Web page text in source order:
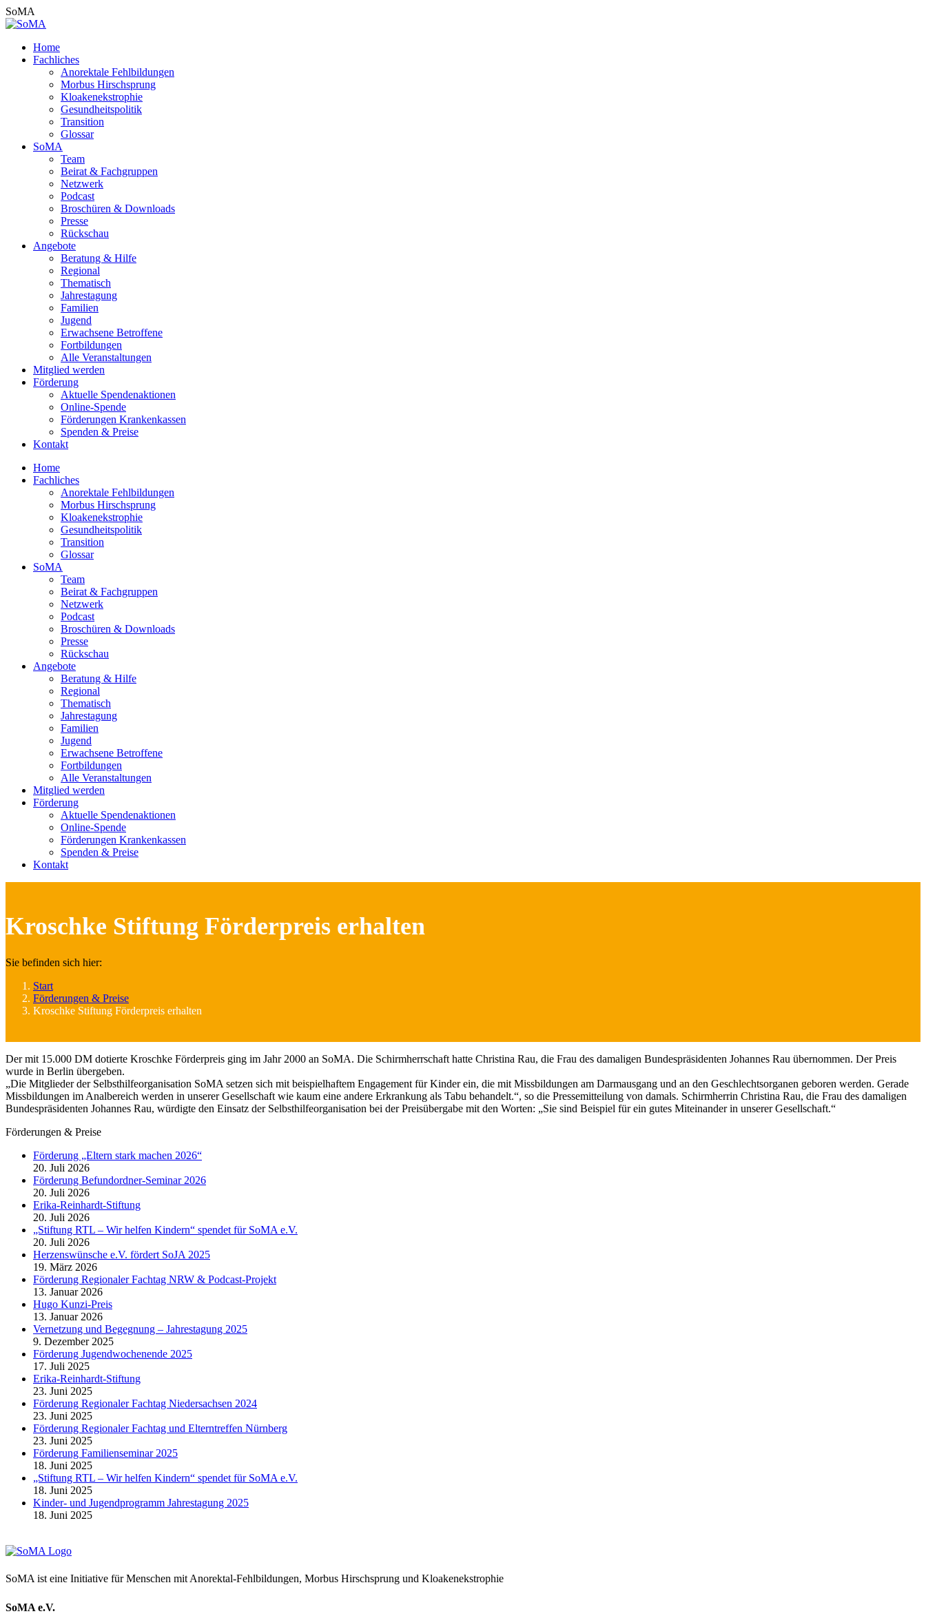
Zum
Inhalt
SoMA
Home
Fachliches
Anorektale Fehlbildungen
Morbus Hirschsprung
Kloakenekstrophie
Gesundheitspolitik
Transition
Glossar
SoMA
Team
Beirat & Fachgruppen
Netzwerk
Podcast
Broschüren & Downloads
Presse
Rückschau
Angebote
Beratung & Hilfe
Regional
Thematisch
Jahrestagung
Familien
Jugend
Erwachsene Betroffene
Fortbildungen
Alle Veranstaltungen
Mitglied werden
Förderung
Aktuelle Spendenaktionen
Online-Spende
Förderungen Krankenkassen
Spenden & Preise
Kontakt
Home
Fachliches
Anorektale Fehlbildungen
Morbus Hirschsprung
Kloakenekstrophie
Gesundheitspolitik
Transition
Glossar
SoMA
Team
Beirat & Fachgruppen
Netzwerk
Podcast
Broschüren & Downloads
Presse
Rückschau
Angebote
Beratung & Hilfe
Regional
Thematisch
Jahrestagung
Familien
Jugend
Erwachsene Betroffene
Fortbildungen
Alle Veranstaltungen
Mitglied werden
Förderung
Aktuelle Spendenaktionen
Online-Spende
Förderungen Krankenkassen
Spenden & Preise
Kontakt
Kroschke Stiftung Förderpreis erhalten
Sie befinden sich hier:
Start
Förderungen & Preise
Kroschke Stiftung Förderpreis erhalten
Der mit 15.000 DM dotierte Kroschke Förderpreis ging im Jahr 2000 an SoMA. Die Schirmherrschaft hatte Christina Rau, die Frau des damaligen Bundespräsidenten Johannes Rau übernommen. Der Preis
wurde in Berlin übergeben.
„Die Mitglieder der Selbsthilfeorganisation SoMA setzen sich mit beispielhaftem Engagement für Kinder ein, die mit Missbildungen am Darmausgang und an den Geschlechtsorganen geboren werden. Gerade
Missbildungen im Analbereich werden in unserer Gesellschaft wie kaum eine andere Erkrankung als Tabu behandelt.“, so die Pressemitteilung von damals. Schirmherrin Christina Rau, die Frau des damaligen
Bundespräsidenten Johannes Rau, würdigte den Einsatz der Selbsthilfeorganisation bei der Preisübergabe mit den Worten: „Sie sind Beispiel für ein gutes Miteinander in unserer Gesellschaft.“
Förderungen & Preise
Förderung „Eltern stark machen 2026“
20. Juli 2026
Förderung Befundordner-Seminar 2026
20. Juli 2026
Erika-Reinhardt-Stiftung
20. Juli 2026
„Stiftung RTL – Wir helfen Kindern“ spendet für SoMA e.V.
20. Juli 2026
Herzenswünsche e.V. fördert SoJA 2025
19. März 2026
Förderung Regionaler Fachtag NRW & Podcast-Projekt
13. Januar 2026
Hugo Kunzi-Preis
13. Januar 2026
Vernetzung und Begegnung – Jahrestagung 2025
9. Dezember 2025
Förderung Jugendwochenende 2025
17. Juli 2025
Erika-Reinhardt-Stiftung
23. Juni 2025
Förderung Regionaler Fachtag Niedersachsen 2024
23. Juni 2025
Förderung Regionaler Fachtag und Elterntreffen Nürnberg
23. Juni 2025
Förderung Familienseminar 2025
18. Juni 2025
„Stiftung RTL – Wir helfen Kindern“ spendet für SoMA e.V.
18. Juni 2025
Kinder- und Jugendprogramm Jahrestagung 2025
18. Juni 2025
SoMA ist eine Initiative für Menschen mit Anorektal-Fehlbildungen, Morbus Hirschsprung und Kloakenekstrophie
SoMA e.V.